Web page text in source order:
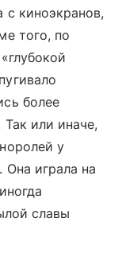
с киноэкранов,
того, по
более
или иначе,
у
играла на
славы